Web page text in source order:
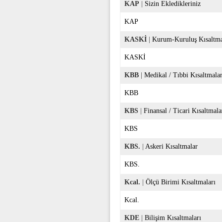
KAP Sizin Ekledikleriniz
KAP
KASKİ Kurum-Kuruluş
KASKİ
KBB Medikal / Tıbbi Kısaltmalar
KBB
KBS Finansal / Ticari
KBS
KBS. Askeri Kısaltmalar
KBS.
Kcal. Ölçü Birimi Kısaltmaları
Kcal.
KDE Bilişim Kısaltmaları